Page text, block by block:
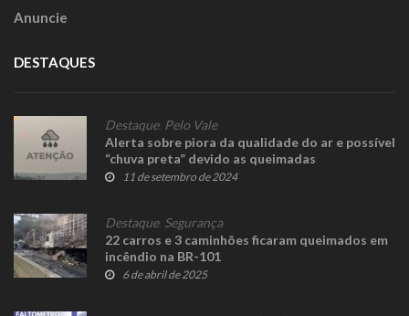
Anuncie
DESTAQUES
Destaque, Pelo Vale
Alerta sobre piora da qualidade do ar e possível
“chuva preta” devido as queimadas
11 de setembro de 2024
Destaque, Segurança
22 carros e 3 caminhões ficaram queimados em
incêndio na BR-101
6 de abril de 2025